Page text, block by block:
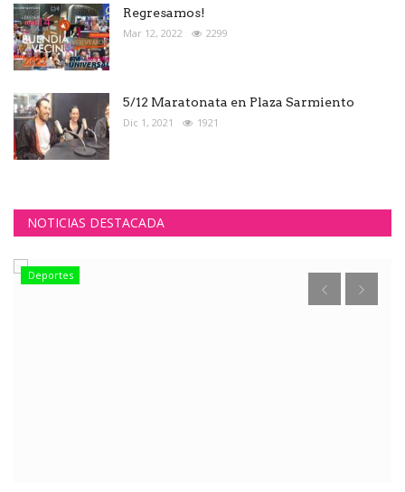
Regresamos!
Mar 12, 2022 2299
5/12 Maratonata en Plaza Sarmiento
Dic 1, 2021 1921
NOTICIAS DESTACADA
Deportes